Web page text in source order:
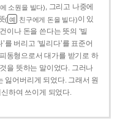
소원을 빌다), 그리고 나중에
( 예 친구에게 돈을 빌다)이 있
이나 돈을 쓴다는 뜻의 ‘빌
를 버리고 ‘빌리다’를 표준어
피동형으로서 대가를 받기로 하
을 뜻하는 말이었다. 그러나
잃어버리게 되었다. 그래서 원
신하여 쓰이게 되었다.